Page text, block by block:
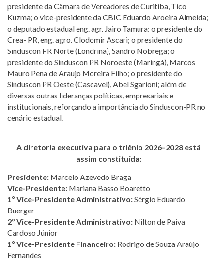
presidente da Câmara de Vereadores de Curitiba, Tico
Kuzma; o vice-presidente da CBIC Eduardo Aroeira Almeida;
o deputado estadual eng. agr. Jairo Tamura; o presidente do
Crea- PR, eng. agro. Clodomir Ascari; o presidente do
Sinduscon PR Norte (Londrina), Sandro Nóbrega; o
presidente do Sinduscon PR Noroeste (Maringá), Marcos
Mauro Pena de Araujo Moreira Filho; o presidente do
Sinduscon PR Oeste (Cascavel), Abel Sgarioni; além de
diversas outras lideranças políticas, empresariais e
institucionais, reforçando a importância do Sinduscon-PR no
cenário estadual.
A diretoria executiva para o triênio 2026–2028 está
assim constituída:
Presidente: Marcelo Azevedo Braga
Vice-Presidente: Mariana Basso Boaretto
1º Vice-Presidente Administrativo:Sérgio Eduardo
Buerger
2º Vice-Presidente Administrativo: Nilton de Paiva
Cardoso Júnior
1º Vice-Presidente Financeiro: Rodrigo de Souza Araújo
Fernandes